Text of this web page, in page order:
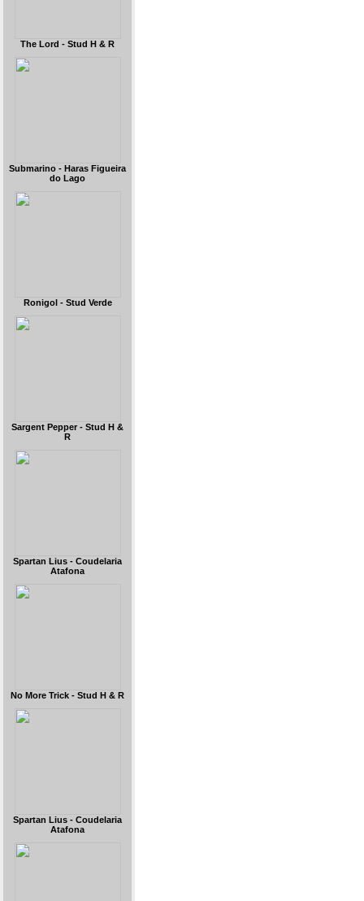
The Lord - Stud H & R
Submarino - Haras Figueira
do Lago
Ronigol - Stud Verde
Sargent Pepper - Stud H &
R
Spartan Lius - Coudelaria
Atafona
No More Trick - Stud H & R
Spartan Lius - Coudelaria
Atafona